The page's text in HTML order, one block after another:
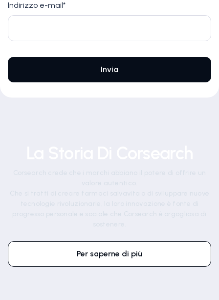
Indirizzo e-mail*
Per saperne di più